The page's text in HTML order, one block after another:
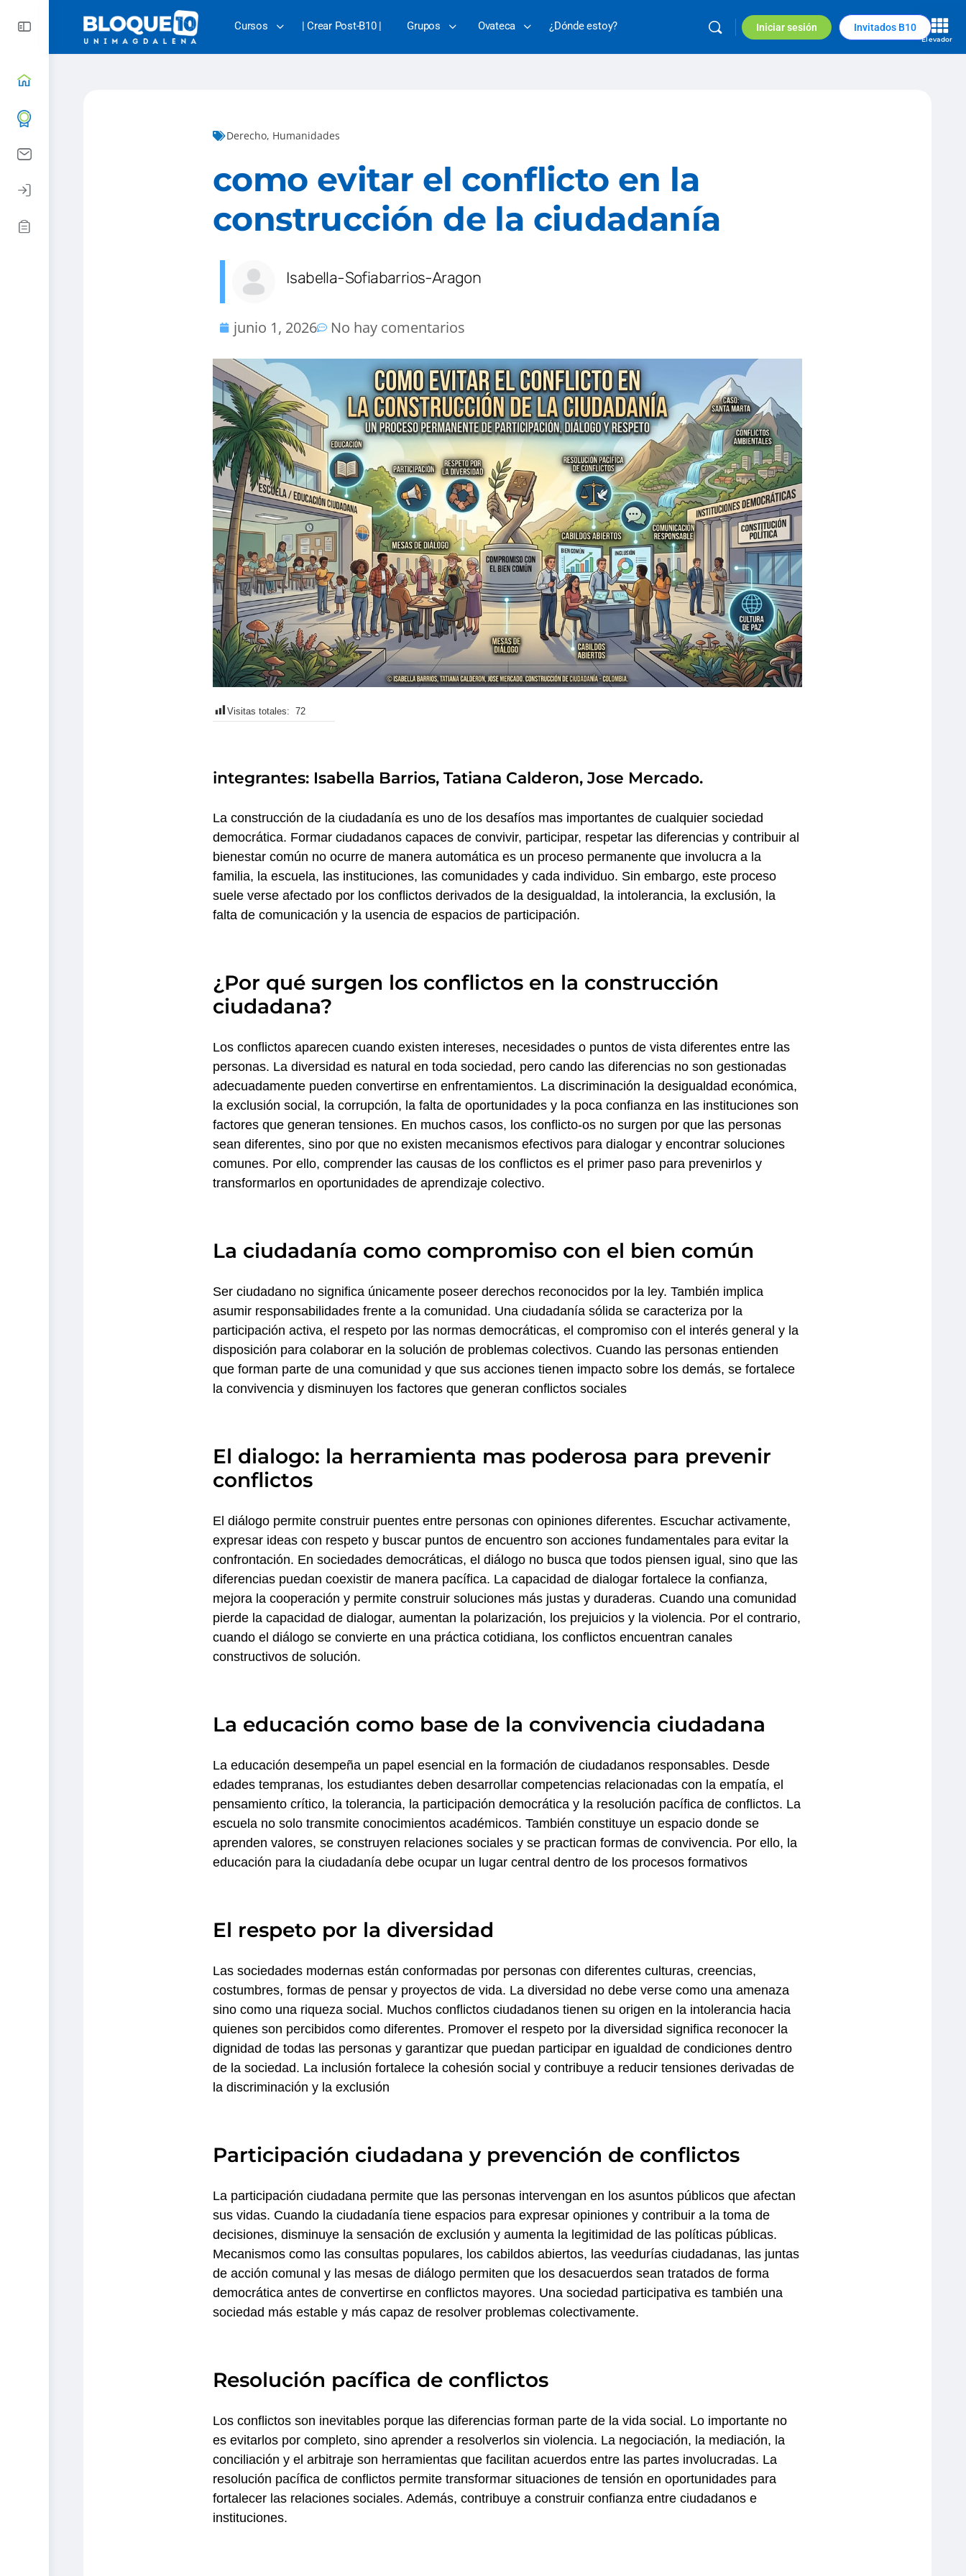
Cursos | Crear Post-B10 | Grupos Ovateca ¿Dónde estoy? Iniciar sesión Invitados B10
Derecho, Humanidades
como evitar el conflicto en la
construcción de la ciudadanía
Isabella-Sofiabarrios-Aragon
junio 1, 2026 No hay comentarios
Visitas totales: 72
integrantes: Isabella Barrios, Tatiana Calderon, Jose Mercado.
La construcción de la ciudadanía es uno de los desafíos mas importantes de cualquier sociedad
democrática. Formar ciudadanos capaces de convivir, participar, respetar las diferencias y contribuir al
bienestar común no ocurre de manera automática es un proceso permanente que involucra a la
familia, la escuela, las instituciones, las comunidades y cada individuo. Sin embargo, este proceso
suele verse afectado por los conflictos derivados de la desigualdad, la intolerancia, la exclusión, la
falta de comunicación y la usencia de espacios de participación.
¿Por qué surgen los conflictos en la construcción
ciudadana?
Los conflictos aparecen cuando existen intereses, necesidades o puntos de vista diferentes entre las
personas. La diversidad es natural en toda sociedad, pero cando las diferencias no son gestionadas
adecuadamente pueden convertirse en enfrentamientos. La discriminación la desigualdad económica,
la exclusión social, la corrupción, la falta de oportunidades y la poca confianza en las instituciones son
factores que generan tensiones. En muchos casos, los conflicto-os no surgen por que las personas
sean diferentes, sino por que no existen mecanismos efectivos para dialogar y encontrar soluciones
comunes. Por ello, comprender las causas de los conflictos es el primer paso para prevenirlos y
transformarlos en oportunidades de aprendizaje colectivo.
La ciudadanía como compromiso con el bien común
Ser ciudadano no significa únicamente poseer derechos reconocidos por la ley. También implica
asumir responsabilidades frente a la comunidad. Una ciudadanía sólida se caracteriza por la
participación activa, el respeto por las normas democráticas, el compromiso con el interés general y la
disposición para colaborar en la solución de problemas colectivos. Cuando las personas entienden
que forman parte de una comunidad y que sus acciones tienen impacto sobre los demás, se fortalece
la convivencia y disminuyen los factores que generan conflictos sociales
El dialogo: la herramienta mas poderosa para prevenir
conflictos
El diálogo permite construir puentes entre personas con opiniones diferentes. Escuchar activamente,
expresar ideas con respeto y buscar puntos de encuentro son acciones fundamentales para evitar la
confrontación. En sociedades democráticas, el diálogo no busca que todos piensen igual, sino que las
diferencias puedan coexistir de manera pacífica. La capacidad de dialogar fortalece la confianza,
mejora la cooperación y permite construir soluciones más justas y duraderas. Cuando una comunidad
pierde la capacidad de dialogar, aumentan la polarización, los prejuicios y la violencia. Por el contrario,
cuando el diálogo se convierte en una práctica cotidiana, los conflictos encuentran canales
constructivos de solución.
La educación como base de la convivencia ciudadana
La educación desempeña un papel esencial en la formación de ciudadanos responsables. Desde
edades tempranas, los estudiantes deben desarrollar competencias relacionadas con la empatía, el
pensamiento crítico, la tolerancia, la participación democrática y la resolución pacífica de conflictos. La
escuela no solo transmite conocimientos académicos. También constituye un espacio donde se
aprenden valores, se construyen relaciones sociales y se practican formas de convivencia. Por ello, la
educación para la ciudadanía debe ocupar un lugar central dentro de los procesos formativos
El respeto por la diversidad
Las sociedades modernas están conformadas por personas con diferentes culturas, creencias,
costumbres, formas de pensar y proyectos de vida. La diversidad no debe verse como una amenaza
sino como una riqueza social. Muchos conflictos ciudadanos tienen su origen en la intolerancia hacia
quienes son percibidos como diferentes. Promover el respeto por la diversidad significa reconocer la
dignidad de todas las personas y garantizar que puedan participar en igualdad de condiciones dentro
de la sociedad. La inclusión fortalece la cohesión social y contribuye a reducir tensiones derivadas de
la discriminación y la exclusión
Participación ciudadana y prevención de conflictos
La participación ciudadana permite que las personas intervengan en los asuntos públicos que afectan
sus vidas. Cuando la ciudadanía tiene espacios para expresar opiniones y contribuir a la toma de
decisiones, disminuye la sensación de exclusión y aumenta la legitimidad de las políticas públicas.
Mecanismos como las consultas populares, los cabildos abiertos, las veedurías ciudadanas, las juntas
de acción comunal y las mesas de diálogo permiten que los desacuerdos sean tratados de forma
democrática antes de convertirse en conflictos mayores. Una sociedad participativa es también una
sociedad más estable y más capaz de resolver problemas colectivamente.
Resolución pacífica de conflictos
Los conflictos son inevitables porque las diferencias forman parte de la vida social. Lo importante no
es evitarlos por completo, sino aprender a resolverlos sin violencia. La negociación, la mediación, la
conciliación y el arbitraje son herramientas que facilitan acuerdos entre las partes involucradas. La
resolución pacífica de conflictos permite transformar situaciones de tensión en oportunidades para
fortalecer las relaciones sociales. Además, contribuye a construir confianza entre ciudadanos e
instituciones.
Elevador